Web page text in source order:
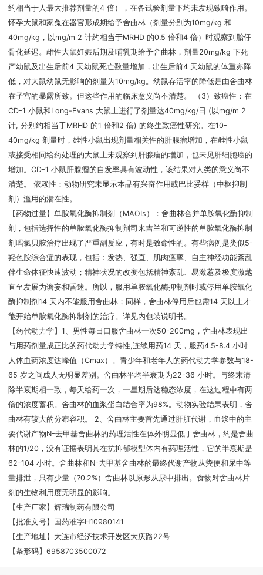
约相当于人最大推荐剂量的4 倍），在各试验剂量下均未发现致畸作用。
怀孕大鼠和家兔在器官形成期给予舍曲林（剂量分别为10mg/kg 和
40mg/kg，以mg/m 2 计约相当于MRHD 的0.5 倍和4 倍）时观察到胎仔
骨化延迟。雌性大鼠妊娠后期及哺乳期给予舍曲林，剂量20mg/kg 下死
产幼鼠及出生后前4 天幼鼠死亡数量增加，出生后前4 天幼鼠的体重亦降
低，对大鼠幼鼠无影响的剂量为10mg/kg。幼鼠存活率的降低是由舍曲林
在子宫的暴露所致。但这些作用的临床意义尚不清楚。 （3）致癌性：在
CD-1 小鼠和Long-Evans 大鼠上进行了剂量达40mg/kg/日 (以mg/m 2
计, 分别约相当于MRHD 的1 倍和2 倍) 的终生致癌性研究。在10-
40mg/kg 剂量时，雄性小鼠出现剂量相关性的肝腺瘤增加，在雌性小鼠
或接受相同给药处理的大鼠上未观察到肝腺瘤的增加，也未见肝细胞癌的
增加。CD-1 小鼠肝腺瘤的自发率具有波动性，该结果对人类的意义尚不
清楚。 依赖性：动物研究未显示本品有兴奋作用或巴比妥样（中枢抑制
剂）滥用的潜在性。
【药物过量】单胺氧化酶抑制剂（MAOIs）：舍曲林合并单胺氧化酶抑制
剂，包括选择性的单胺氧化酶抑制剂司来吉兰和可逆性的单胺氧化酶抑制
剂吗氯贝胺治疗出现了严重副反应，有时是致命性的。有些病例是类似5-
羟色胺综合症的表现，包括：发热、强直、肌肉痉挛、自主神经功能紊乱
伴生命体征快速波动；精神状况的改变包括精神紊乱、易激惹及极度激越
直至发展为谵妄和昏迷。所以，服用单胺氧化酶抑制剂时或停用单胺氧化
酶抑制剂14 天内不能服用舍曲林；同样，舍曲林停用后也需14 天以上才
能开始单胺氧化酶抑制剂的治疗。详见内包装说明书。
【药代动力学】1、男性每日口服舍曲林一次50-200mg，舍曲林表现出
与用药剂量成正比的药代动力学特性,连续用药14 天，服药4.5-8.4 小时
人体血药浓度达峰值（Cmax）。青少年和老年人的药代动力学参数与18-
65 岁之间成人无明显差别。舍曲林平均半衰期为22-36 小时。与终末清
除半衰期相一致，每天给药一次，一星期后达稳态浓度，在这过程中有两
倍的浓度蓄积。舍曲林的血浆蛋白结合率为98%。动物实验结果表明，舍
曲林有较大的分布容积。 2、舍曲林主要首先通过肝脏代谢，血浆中的主
要代谢产物N-去甲基舍曲林的药理活性在体外明显低于舍曲林，约是舍曲
林的1/20，没有证据表明其在抗抑郁模型体内有药理活性，它的半衰期是
62-104 小时。舍曲林和N-去甲基舍曲林的最终代谢产物从粪便和尿中等
量排泄，只有少量（?0.2%）舍曲林以原形从尿中排出。食物对舍曲林片
剂的生物利用度无明显的影响。
【生产厂家】辉瑞制药有限公司
【批准文号】国药准字H10980141
【生产地址】大连市经济技术开发区大庆路22号
【条形码】6958703500072